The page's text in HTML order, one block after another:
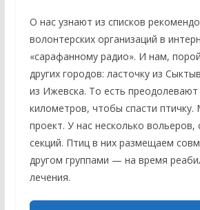
О нас узнают из списков
волонтерских организаций в
«сарафанному радио». И нам,
других городов: ласточку из
из Ижевска. То есть преодолевают
километров, чтобы спасти
проект. У нас несколько вольеров,
секций. Птиц в них размещаем
другом группами — на время
лечения.